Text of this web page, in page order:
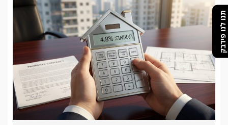
תנו לנו פידבק